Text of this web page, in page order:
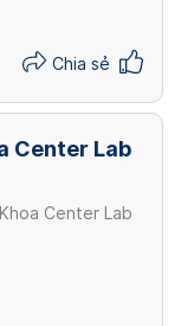
Chia sẻ
Center Lab
Center Lab